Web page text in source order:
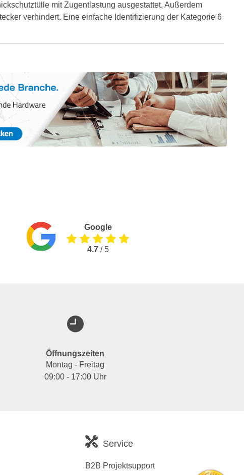
mit Zugentlastung ausgestattet. Außerdem
verhindert. Eine einfache Identifizierung der Kategorie 6
Google
4.7/ 5
Öffnungszeiten
Montag - Freitag
09:00 - 17:00 Uhr
Service
B2B Projektsupport